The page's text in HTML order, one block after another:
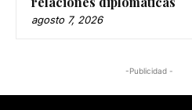
agosto 7, 2026
-Publicidad -